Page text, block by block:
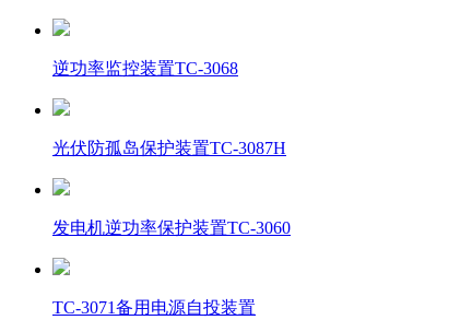
逆功率监控装置TC-3068
光伏防孤岛保护装置TC-3087H
发电机逆功率保护装置TC-3060
TC-3071备用电源自投装置